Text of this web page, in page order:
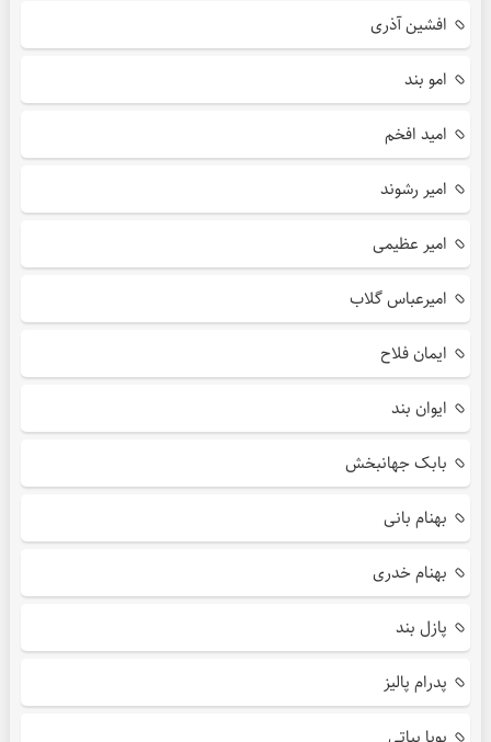
افشین آذری
امو بند
امید افخم
امیر رشوند
امیر عظیمی
امیرعباس گلاب
ایمان فلاح
ایوان بند
بابک جهانبخش
بهنام بانی
بهنام خدری
پازل بند
پدرام پالیز